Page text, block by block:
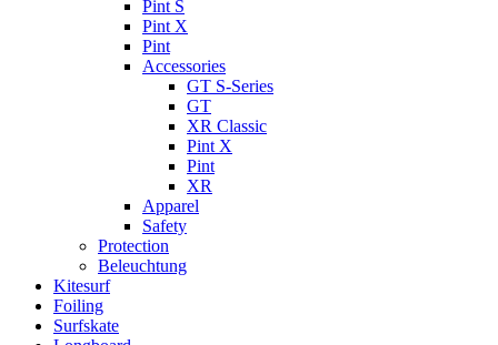
Pint S
Pint X
Pint
Accessories
GT S-Series
GT
XR Classic
Pint X
Pint
XR
Apparel
Safety
Protection
Beleuchtung
Kitesurf
Foiling
Surfskate